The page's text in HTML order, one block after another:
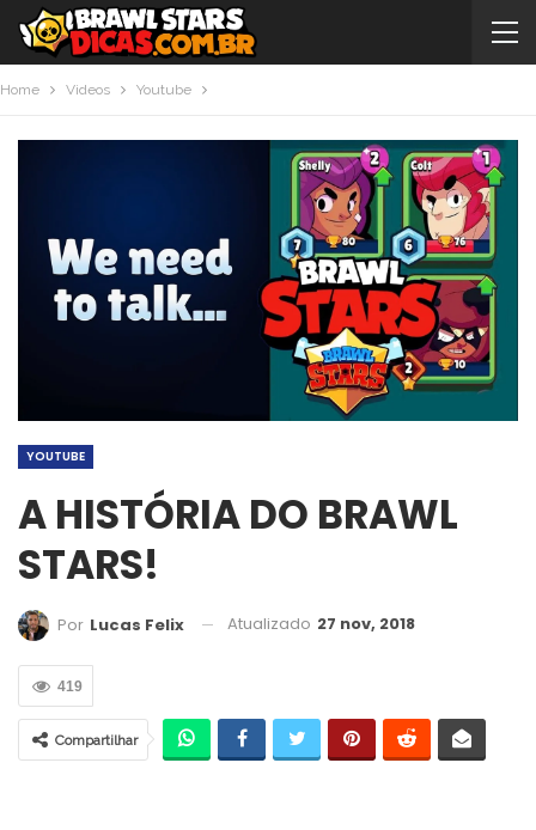
Home Videos Youtube
YOUTUBE
A HISTÓRIA DO BRAWL
STARS!
Por Lucas Felix Atualizado 27 nov, 2018
419
Compartilhar